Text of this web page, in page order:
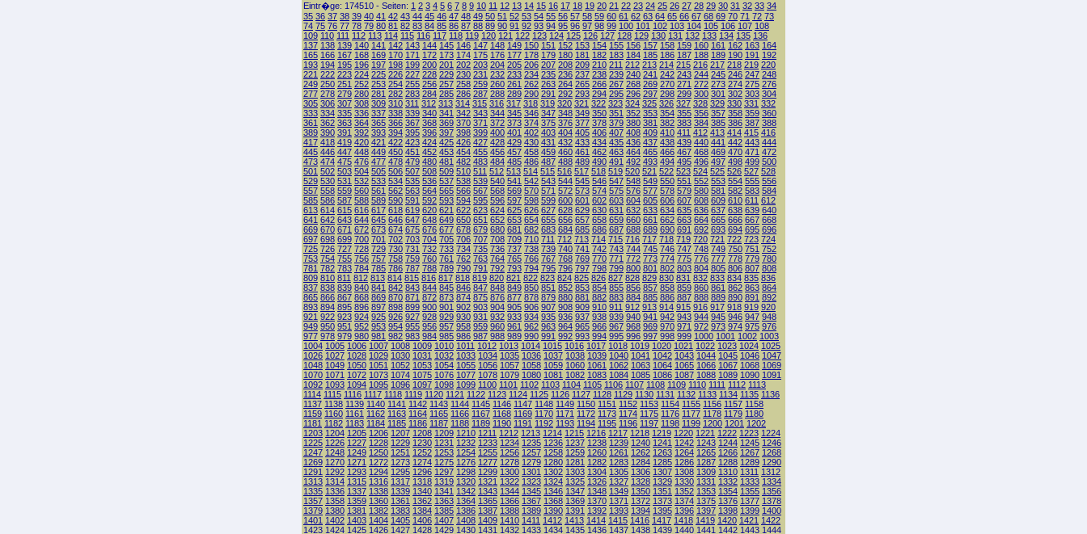
Eintr�ge: 174510 - Seiten: 1 2 3 4 5 6 7 8 9 10 11 12 13 14 15 16 17 18 19 20 21 22 23 24 25 26 27 28 29 30 31 32 33 34
35 36 37 38 39 40 41 42 43 44 45 46 47 48 49 50 51 52 53 54 55 56 57 58 59 60 61 62 63 64 65 66 67 68 69 70 71 72 73
74 75 76 77 78 79 80 81 82 83 84 85 86 87 88 89 90 91 92 93 94 95 96 97 98 99 100 101 102 103 104 105 106 107 108
109 110 111 112 113 114 115 116 117 118 119 120 121 122 123 124 125 126 127 128 129 130 131 132 133 134 135 136
137 138 139 140 141 142 143 144 145 146 147 148 149 150 151 152 153 154 155 156 157 158 159 160 161 162 163 164
165 166 167 168 169 170 171 172 173 174 175 176 177 178 179 180 181 182 183 184 185 186 187 188 189 190 191 192
193 194 195 196 197 198 199 200 201 202 203 204 205 206 207 208 209 210 211 212 213 214 215 216 217 218 219 220
221 222 223 224 225 226 227 228 229 230 231 232 233 234 235 236 237 238 239 240 241 242 243 244 245 246 247 248
249 250 251 252 253 254 255 256 257 258 259 260 261 262 263 264 265 266 267 268 269 270 271 272 273 274 275 276
277 278 279 280 281 282 283 284 285 286 287 288 289 290 291 292 293 294 295 296 297 298 299 300 301 302 303 304
305 306 307 308 309 310 311 312 313 314 315 316 317 318 319 320 321 322 323 324 325 326 327 328 329 330 331 332
333 334 335 336 337 338 339 340 341 342 343 344 345 346 347 348 349 350 351 352 353 354 355 356 357 358 359 360
361 362 363 364 365 366 367 368 369 370 371 372 373 374 375 376 377 378 379 380 381 382 383 384 385 386 387 388
389 390 391 392 393 394 395 396 397 398 399 400 401 402 403 404 405 406 407 408 409 410 411 412 413 414 415 416
417 418 419 420 421 422 423 424 425 426 427 428 429 430 431 432 433 434 435 436 437 438 439 440 441 442 443 444
445 446 447 448 449 450 451 452 453 454 455 456 457 458 459 460 461 462 463 464 465 466 467 468 469 470 471 472
473 474 475 476 477 478 479 480 481 482 483 484 485 486 487 488 489 490 491 492 493 494 495 496 497 498 499 500
501 502 503 504 505 506 507 508 509 510 511 512 513 514 515 516 517 518 519 520 521 522 523 524 525 526 527 528
529 530 531 532 533 534 535 536 537 538 539 540 541 542 543 544 545 546 547 548 549 550 551 552 553 554 555 556
557 558 559 560 561 562 563 564 565 566 567 568 569 570 571 572 573 574 575 576 577 578 579 580 581 582 583 584
585 586 587 588 589 590 591 592 593 594 595 596 597 598 599 600 601 602 603 604 605 606 607 608 609 610 611 612
613 614 615 616 617 618 619 620 621 622 623 624 625 626 627 628 629 630 631 632 633 634 635 636 637 638 639 640
641 642 643 644 645 646 647 648 649 650 651 652 653 654 655 656 657 658 659 660 661 662 663 664 665 666 667 668
669 670 671 672 673 674 675 676 677 678 679 680 681 682 683 684 685 686 687 688 689 690 691 692 693 694 695 696
697 698 699 700 701 702 703 704 705 706 707 708 709 710 711 712 713 714 715 716 717 718 719 720 721 722 723 724
725 726 727 728 729 730 731 732 733 734 735 736 737 738 739 740 741 742 743 744 745 746 747 748 749 750 751 752
753 754 755 756 757 758 759 760 761 762 763 764 765 766 767 768 769 770 771 772 773 774 775 776 777 778 779 780
781 782 783 784 785 786 787 788 789 790 791 792 793 794 795 796 797 798 799 800 801 802 803 804 805 806 807 808
809 810 811 812 813 814 815 816 817 818 819 820 821 822 823 824 825 826 827 828 829 830 831 832 833 834 835 836
837 838 839 840 841 842 843 844 845 846 847 848 849 850 851 852 853 854 855 856 857 858 859 860 861 862 863 864
865 866 867 868 869 870 871 872 873 874 875 876 877 878 879 880 881 882 883 884 885 886 887 888 889 890 891 892
893 894 895 896 897 898 899 900 901 902 903 904 905 906 907 908 909 910 911 912 913 914 915 916 917 918 919 920
921 922 923 924 925 926 927 928 929 930 931 932 933 934 935 936 937 938 939 940 941 942 943 944 945 946 947 948
949 950 951 952 953 954 955 956 957 958 959 960 961 962 963 964 965 966 967 968 969 970 971 972 973 974 975 976
977 978 979 980 981 982 983 984 985 986 987 988 989 990 991 992 993 994 995 996 997 998 999 1000 1001 1002 1003
1004 1005 1006 1007 1008 1009 1010 1011 1012 1013 1014 1015 1016 1017 1018 1019 1020 1021 1022 1023 1024 1025
1026 1027 1028 1029 1030 1031 1032 1033 1034 1035 1036 1037 1038 1039 1040 1041 1042 1043 1044 1045 1046 1047
1048 1049 1050 1051 1052 1053 1054 1055 1056 1057 1058 1059 1060 1061 1062 1063 1064 1065 1066 1067 1068 1069
1070 1071 1072 1073 1074 1075 1076 1077 1078 1079 1080 1081 1082 1083 1084 1085 1086 1087 1088 1089 1090 1091
1092 1093 1094 1095 1096 1097 1098 1099 1100 1101 1102 1103 1104 1105 1106 1107 1108 1109 1110 1111 1112 1113
1114 1115 1116 1117 1118 1119 1120 1121 1122 1123 1124 1125 1126 1127 1128 1129 1130 1131 1132 1133 1134 1135 1136
1137 1138 1139 1140 1141 1142 1143 1144 1145 1146 1147 1148 1149 1150 1151 1152 1153 1154 1155 1156 1157 1158
1159 1160 1161 1162 1163 1164 1165 1166 1167 1168 1169 1170 1171 1172 1173 1174 1175 1176 1177 1178 1179 1180
1181 1182 1183 1184 1185 1186 1187 1188 1189 1190 1191 1192 1193 1194 1195 1196 1197 1198 1199 1200 1201 1202
1203 1204 1205 1206 1207 1208 1209 1210 1211 1212 1213 1214 1215 1216 1217 1218 1219 1220 1221 1222 1223 1224
1225 1226 1227 1228 1229 1230 1231 1232 1233 1234 1235 1236 1237 1238 1239 1240 1241 1242 1243 1244 1245 1246
1247 1248 1249 1250 1251 1252 1253 1254 1255 1256 1257 1258 1259 1260 1261 1262 1263 1264 1265 1266 1267 1268
1269 1270 1271 1272 1273 1274 1275 1276 1277 1278 1279 1280 1281 1282 1283 1284 1285 1286 1287 1288 1289 1290
1291 1292 1293 1294 1295 1296 1297 1298 1299 1300 1301 1302 1303 1304 1305 1306 1307 1308 1309 1310 1311 1312
1313 1314 1315 1316 1317 1318 1319 1320 1321 1322 1323 1324 1325 1326 1327 1328 1329 1330 1331 1332 1333 1334
1335 1336 1337 1338 1339 1340 1341 1342 1343 1344 1345 1346 1347 1348 1349 1350 1351 1352 1353 1354 1355 1356
1357 1358 1359 1360 1361 1362 1363 1364 1365 1366 1367 1368 1369 1370 1371 1372 1373 1374 1375 1376 1377 1378
1379 1380 1381 1382 1383 1384 1385 1386 1387 1388 1389 1390 1391 1392 1393 1394 1395 1396 1397 1398 1399 1400
1401 1402 1403 1404 1405 1406 1407 1408 1409 1410 1411 1412 1413 1414 1415 1416 1417 1418 1419 1420 1421 1422
1423 1424 1425 1426 1427 1428 1429 1430 1431 1432 1433 1434 1435 1436 1437 1438 1439 1440 1441 1442 1443 1444